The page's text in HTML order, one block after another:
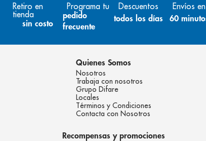
Retiro en
tienda
sin costo
Programa tu
pedido
frecuente
Descuentos
todos los días
Envíos en
60
Quienes Somos
Nosotros
Trabaja con nosotros
Grupo Difare
Locales
Términos y Condiciones
Contacta con Nosotros
Recompensas y promociones